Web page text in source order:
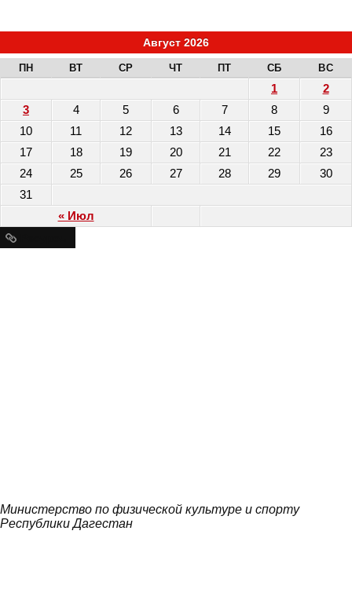
Август 2026
ПН ВТ СР ЧТ ПТ СБ ВС
« Июл
1
2
3
4 5 6 7 8
9
10
11 12 13 14 15
16
17
18 19 20 21 22
23
24
25 26 27 28 29
30
31
Министерство по физической культуре и спорту
Республики Дагестан